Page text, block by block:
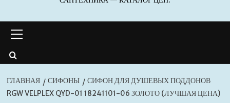
меню
ГЛАВНАЯ СИФОНЫ
СИФОН ДЛЯ ДУШЕВЫХ ПОДДОНОВ
RGW VELPLEX QYD-01 18241101-06 ЗОЛОТО (ЛУЧШАЯ ЦЕНА)